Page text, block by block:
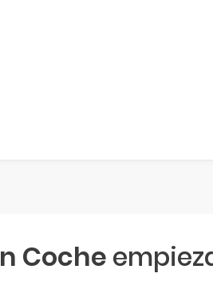
Coche